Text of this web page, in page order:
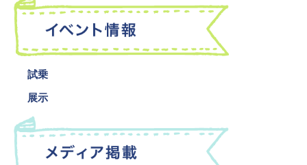
試乗
展示